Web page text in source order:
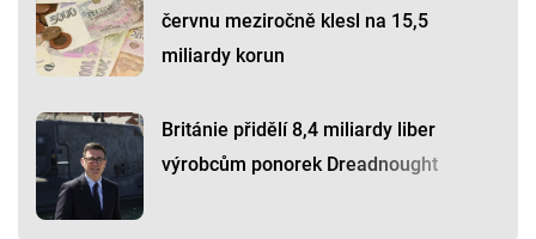
červnu meziročně klesl na 15,5
miliardy korun
Británie přidělí 8,4 miliardy liber
výrobcům ponorek Dreadnought